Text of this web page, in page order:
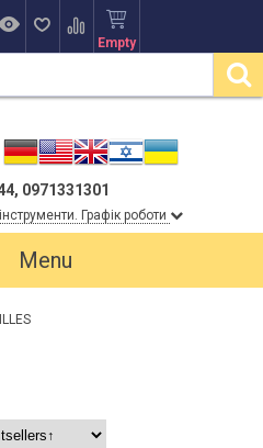
Empty
0971331301
Графік роботи
Menu